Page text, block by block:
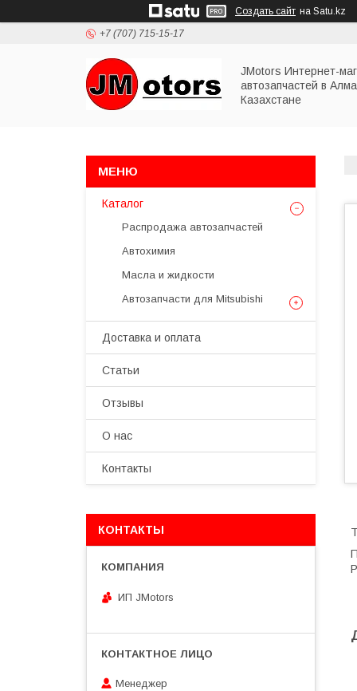
Создать сайт на Satu.kz
+7 (707) 715-15-17
JMotors Интернет-
автозапчастей в
Казахстане
Каталог
Распродажа автозапчастей
Автохимия
Масла и жидкости
Автозапчасти для Mitsubishi
Доставка и оплата
Статьи
Отзывы
О нас
Контакты
КОНТАКТЫ
ИП JMotors
Менеджер